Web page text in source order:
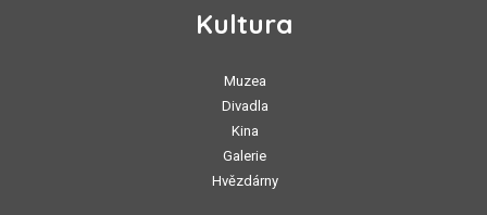
Kultura
Muzea
Divadla
Kina
Galerie
Hvězdárny